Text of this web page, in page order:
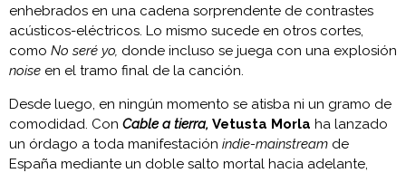
enhebrados en una cadena sorprendente de contrastes
acústicos-eléctricos. Lo mismo sucede en otros cortes,
como No seré yo, donde incluso se juega con una explosión
noise en el tramo final de la canción.
Desde luego, en ningún momento se atisba ni un gramo de
comodidad. Con Cable a tierra, Vetusta Morla ha lanzado
un órdago a toda manifestación indie-mainstream de
España mediante un doble salto mortal hacia adelante,